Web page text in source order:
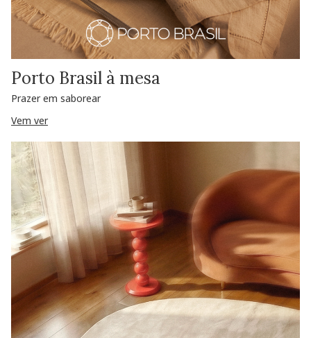
Porto Brasil à mesa
Prazer em saborear
Vem ver